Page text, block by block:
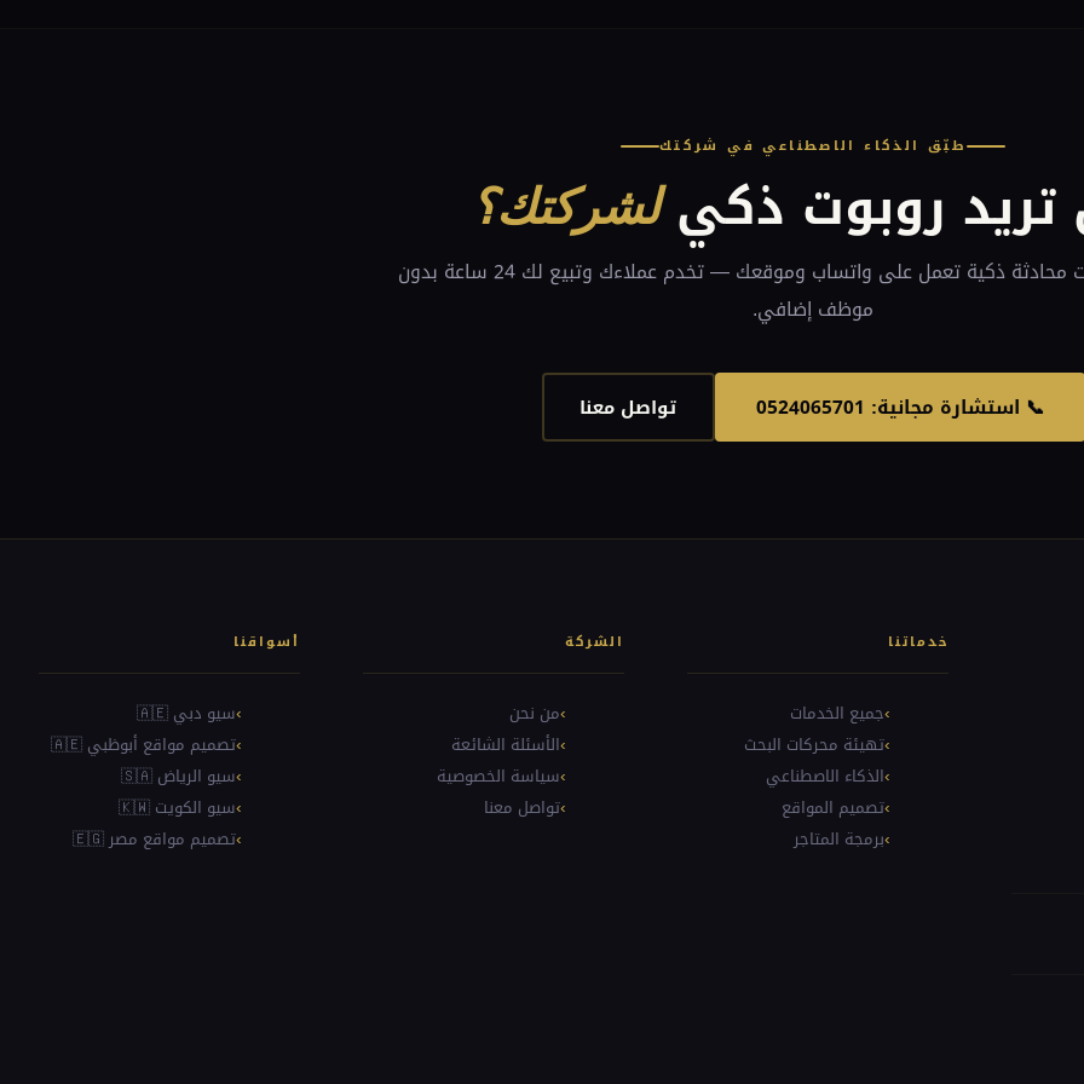
طبّق الذكاء الاصطناعي في شركتك
روبوت ذكيلشركتك؟
عنكب تبني روبوتات محادثة ذكية تعمل على واتساب وموقعك — تخدم عملاءك وتبيع لك 24 ساعة بدون
موظف إضافي.
📞 استشارة مجانية: 0524065701 تواصل معنا
خدماتنا
جميع الخدمات
تهيئة محركات البحث
الذكاء الاصطناعي
تصميم المواقع
برمجة المتاجر
الشركة
من نحن
الأسئلة الشائعة
سياسة الخصوصية
تواصل معنا
أسواقنا
سيو دبي 🇦🇪
تصميم مواقع أبوظبي 🇦🇪
سيو الرياض 🇸🇦
سيو الكويت 🇰🇼
تصميم مواقع مصر 🇪🇬